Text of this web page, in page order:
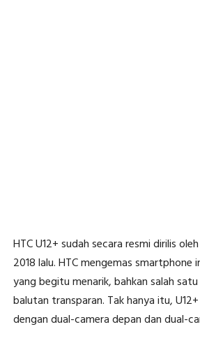
HTC U12+ sudah secara resmi dirilis
2018 lalu. HTC mengemas smartphone
yang begitu menarik, bahkan salah
balutan transparan. Tak hanya itu,
dengan dual-camera depan dan dual-